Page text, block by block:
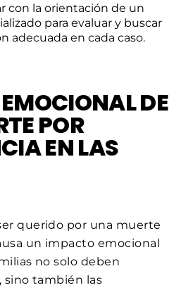
con la orientación de un
para evaluar y buscar
adecuada en cada caso.
DE
POR
EN LAS
querido por una muerte
un impacto emocional
no solo deben
sino también las